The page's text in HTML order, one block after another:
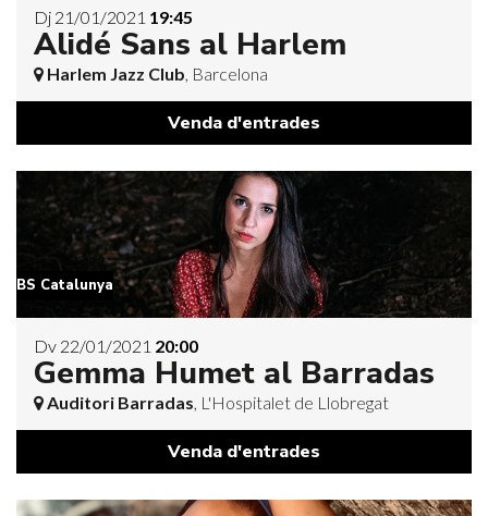
Dj 21/01/2021 19:45
Alidé Sans al Harlem
Harlem Jazz Club, Barcelona
Venda d'entrades
BS Catalunya
Dv 22/01/2021 20:00
Gemma Humet al Barradas
Auditori Barradas, L'Hospitalet de Llobregat
Venda d'entrades